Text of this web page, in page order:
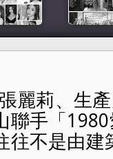
長張忠弘、麗明營造董
築決定，而是由願意傾聽
麗莉、生
聯手「
往不是由